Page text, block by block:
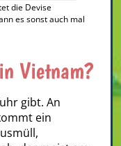
die Devise
es sonst auch mal
Vietnam?
gibt. An
ein